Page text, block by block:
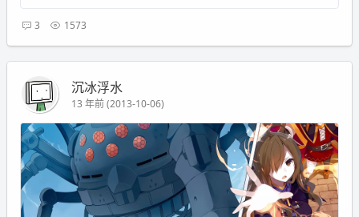
3 1573
沉冰浮水
13 年前 (2013-10-06)